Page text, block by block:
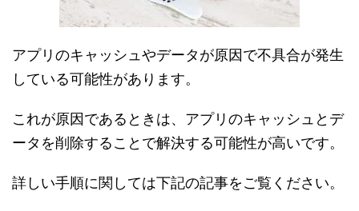
アプリのキャッシュやデータが原因で不具合が発生
している可能性があります。
これが原因であるときは、アプリのキャッシュとデ
ータを削除することで解決する可能性が高いです。
詳しい手順に関しては下記の記事をご覧ください。